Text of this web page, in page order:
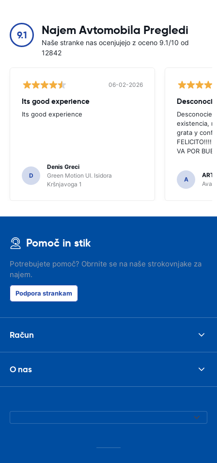
9.1 Najem Avtomobila Pregledi
Naše stranke nas ocenjujejo z oceno 9.1/10 od
12842
06-02-2026
Its good experience
Its good experience
D
Denis Greci
Green Motion Ul. Isidora
Kršnjavoga 1
existencia,
grata y
FELICITO!!!!,
VA POR
A
Pomoč in stik
Potrebujete pomoč? Obrnite se na naše strokovnjake za
najem.
Podpora strankam
Račun
O nas